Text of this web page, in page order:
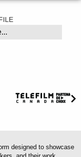
designed to showcase